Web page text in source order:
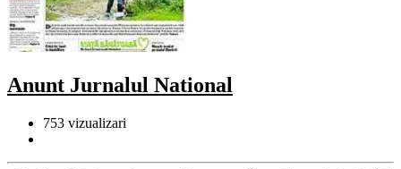
Anunt Jurnalul National
753 vizualizari